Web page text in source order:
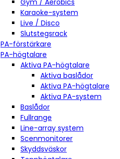
Gym / Aerobics
Karaoke-system
Live / Disco
Slutstegsrack
PA-förstärkare
PA-högtalare
Aktiva PA-högtalare
Aktiva baslådor
Aktiva PA-högtalare
Aktiva PA-system
Baslådor
Fullrange
Line-array system
Scenmonitorer
Skyddsväskor